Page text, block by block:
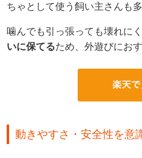
ちゃとして使う飼い主さんも多
噛んでも引っ張っても壊れにく
いに保てるため、外遊びにお
動きやすさ・安全性を意